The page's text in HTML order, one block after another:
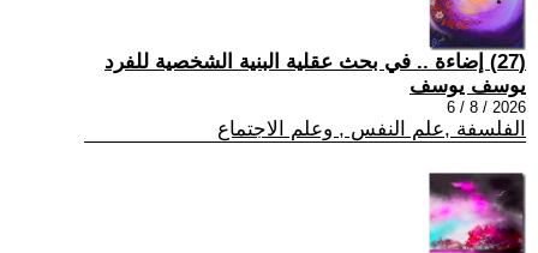
(27) إضاءة .. في بحث عقلية البنية الشخصية للفرد
يوسف يوسف
2026 / 8 / 6
الفلسفة ,علم النفس , وعلم الاجتماع